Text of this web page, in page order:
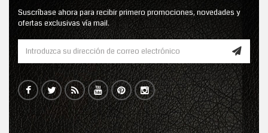
Suscríbase ahora para recibir primero promociones, novedades y
ofertas exclusivas vía mail.